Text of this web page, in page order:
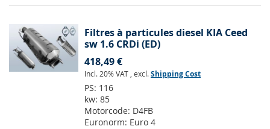
Filtres à particules diesel KIA Ceed
sw 1.6 CRDi (ED)
418,49 €
Incl. 20% VAT , excl.Shipping Cost
PS: 116
kw: 85
Motorcode: D4FB
Euronorm: Euro 4